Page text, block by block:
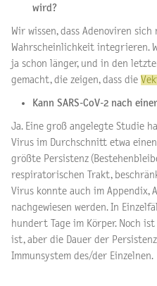
wird?
Wir wissen, dass Adenoviren
Wahrscheinlichkeit integrieren.
ja schon länger, und in den
gemacht, die zeigen, dass die
Kann SARS-CoV-2 nach
Ja. Eine groß angelegte Studie
Virus im Durchschnitt etwa
größte Persistenz
respiratorischen Trakt,
Virus konnte auch im Appendix,
nachgewiesen werden. In
hundert Tage im Körper. Noch
ist, aber die Dauer der
Immunsystem des/der Einzelnen.